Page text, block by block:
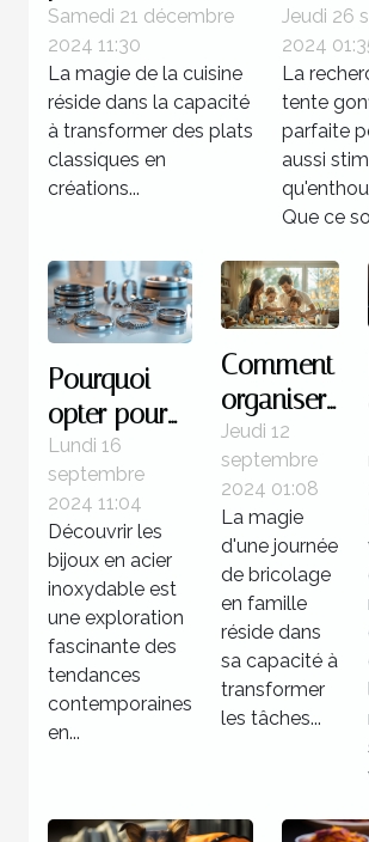
votre gravlax à la
betterave avec
des épices
locales
Samedi 21 décembre
2024 11:30
La magie de la cuisine
réside dans la capacité
à transformer des plats
classiques en
créations...
votre
Jeudi 26
2024
La
tente
parfaite
aussi
Que ce
Pourquoi
opter pour
des bijoux
en acier
inoxydable
?
Lundi 16
septembre
2024 11:04
Découvrir les
bijoux en acier
inoxydable est
une exploration
fascinante des
tendances
contemporaines
en...
Comment
organiser
une
journée
de
bricolage
familiale
réussie
Jeudi 12
septembre
2024 01:08
La magie
d'une journée
de bricolage
en famille
réside dans
sa capacité à
transformer
les tâches...